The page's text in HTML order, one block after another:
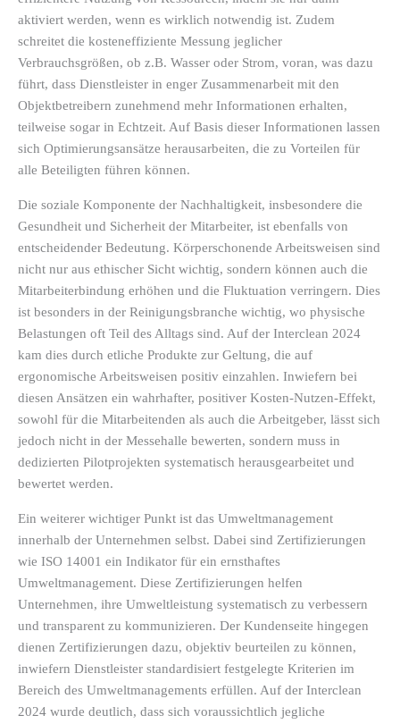
aktiviert werden, wenn es wirklich notwendig ist. Zudem
schreitet die kosteneffiziente Messung jeglicher
Verbrauchsgrößen, ob z.B. Wasser oder Strom, voran, was dazu
führt, dass Dienstleister in enger Zusammenarbeit mit den
Objektbetreibern zunehmend mehr Informationen erhalten,
teilweise sogar in Echtzeit. Auf Basis dieser Informationen lassen
sich Optimierungsansätze herausarbeiten, die zu Vorteilen für
alle Beteiligten führen können.
Die soziale Komponente der Nachhaltigkeit, insbesondere die
Gesundheit und Sicherheit der Mitarbeiter, ist ebenfalls von
entscheidender Bedeutung. Körperschonende Arbeitsweisen sind
nicht nur aus ethischer Sicht wichtig, sondern können auch die
Mitarbeiterbindung erhöhen und die Fluktuation verringern. Dies
ist besonders in der Reinigungsbranche wichtig, wo physische
Belastungen oft Teil des Alltags sind. Auf der Interclean 2024
kam dies durch etliche Produkte zur Geltung, die auf
ergonomische Arbeitsweisen positiv einzahlen. Inwiefern bei
diesen Ansätzen ein wahrhafter, positiver Kosten-Nutzen-Effekt,
sowohl für die Mitarbeitenden als auch die Arbeitgeber, lässt sich
jedoch nicht in der Messehalle bewerten, sondern muss in
dedizierten Pilotprojekten systematisch herausgearbeitet und
bewertet werden.
Ein weiterer wichtiger Punkt ist das Umweltmanagement
innerhalb der Unternehmen selbst. Dabei sind Zertifizierungen
wie ISO 14001 ein Indikator für ein ernsthaftes
Umweltmanagement. Diese Zertifizierungen helfen
Unternehmen, ihre Umweltleistung systematisch zu verbessern
und transparent zu kommunizieren. Der Kundenseite hingegen
dienen Zertifizierungen dazu, objektiv beurteilen zu können,
inwiefern Dienstleister standardisiert festgelegte Kriterien im
Bereich des Umweltmanagements erfüllen. Auf der Interclean
2024 wurde deutlich, dass sich voraussichtlich jegliche